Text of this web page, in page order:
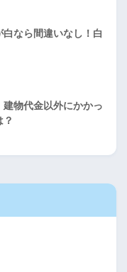
なら間違いなし！白
物代金以外にかかっ